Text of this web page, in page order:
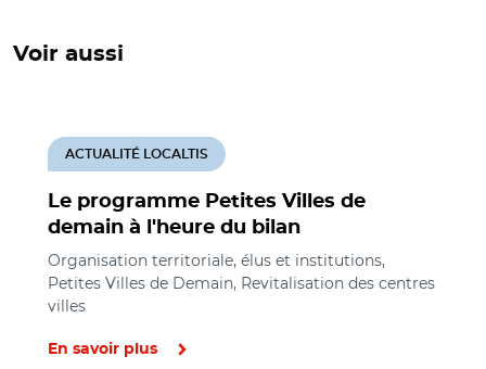
Voir aussi
Le programme Petites Villes de
demain à l'heure du bilan
ACTUALITÉ LOCALTIS
Organisation territoriale, élus et institutions,
Petites Villes de Demain, Revitalisation des centres
villes
En savoir plus